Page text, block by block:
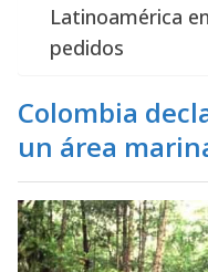
Latinoamérica
pedidos
Colombia
un área